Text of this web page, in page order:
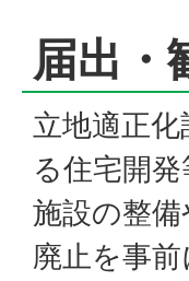
届出・
立地適正
る住宅開
施設の整
廃止を事